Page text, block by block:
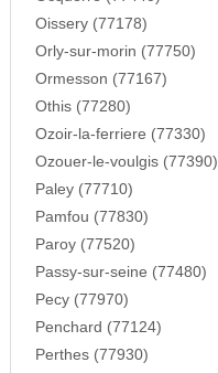
Oissery (77178)
Orly-sur-morin (77750)
Ormesson (77167)
Othis (77280)
Ozoir-la-ferriere (77330)
Ozouer-le-voulgis (77390)
Paley (77710)
Pamfou (77830)
Paroy (77520)
Passy-sur-seine (77480)
Pecy (77970)
Penchard (77124)
Perthes (77930)